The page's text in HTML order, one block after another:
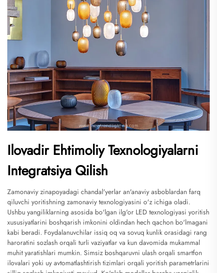
Ilovadir Ehtimoliy Texnologiyalarni
Integratsiya Qilish
Zamonaviy zinapoyadagi chandal'yerlar an'anaviy asboblardan farq
qiluvchi yoritishning zamonaviy texnologiyasini o'z ichiga oladi.
Ushbu yangiliklarning asosida bo'lgan ilg'or LED texnologiyasi yoritish
xususiyatlarini boshqarish imkonini oldindan hech qachon bo'lmagani
kabi beradi. Foydalanuvchilar issiq oq va sovuq kunlik orasidagi rang
haroratini sozlash orqali turli vaziyatlar va kun davomida mukammal
muhit yaratishlari mumkin. Simsiz boshqaruvni ulash orqali smartfon
ilovalari yoki uy avtomatlashtirish tizimlari orqali yoritish parametrlarini